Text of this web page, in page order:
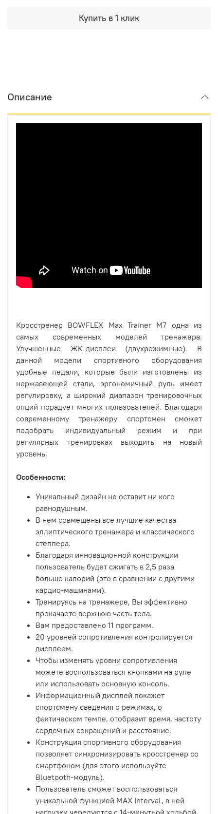
Купить в 1 клик
Описание
Кросстренер BOWFLEX Max Trainer M7 одна из
самых современных моделей тренажера.
Улучшенные ЖК-дисплеи (двухрежимные). В
данной модели спортивного оборудования
удобные педали, которые были изготовлены из
нержавеющей стали, эргономичный руль имеет
регулировку, а широкий диапазон тренировочных
опций порадует многих пользователей. Благодаря
современному тренажеру спортсмен сможет
подобрать индивидуальный режим и при
регулярных тренировках выходить на новый
уровень.
Особенности:
Уникальный дизайн не оставит ни кого
равнодушным.
В нем совмещены все лучшие качества
эллиптического тренажера и классического
степпера.
Благодаря инновационной конструкции
пользователь будет сжигать в 2,5 раза
больше калорий (это в сравнении с другими
кардио-машинами).
Тренируясь на тренажере, Вы эффективно
прокачаете верхнюю часть тела.
Вам предоставлено 11 программ.
20 уровней сопротивления контролируется
дисплеем.
Чтобы изменять уровни сопротивления
можете воспользоваться кнопками на руле
или использовать основную консоль.
Информационный дисплей покажет
спортсмену сведения о режимах, о
фактическом темпе, отобразит время, частоту
сердечных сокращений и расстояние.
Конструкция спортивного оборудования
позволяет синхронизировать кросстренер со
смартфоном (для этого используйте
Bluetooth-модуль).
Пользователь сможет воспользоваться
уникальной функцией MAX Interval, в ней